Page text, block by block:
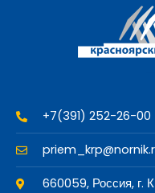
+7(391) 252-26-00
660059, Россия, г.